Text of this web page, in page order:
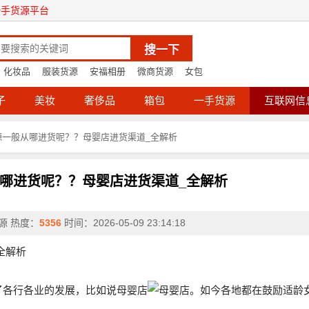
货源平台
搜一下
化妆品 服装货源 安福相册 微商货源 女包
美妆 奢侈品 箱包 一手货源 互联网信
般从哪进货呢？？母婴店进货渠道_全解析
进货呢？？母婴店进货渠道_全解析
热度： 5356 时间： 2026-05-09 23:14:18
解析
行各业的发展，比如说母婴店 。如今各地都在鼓励适龄